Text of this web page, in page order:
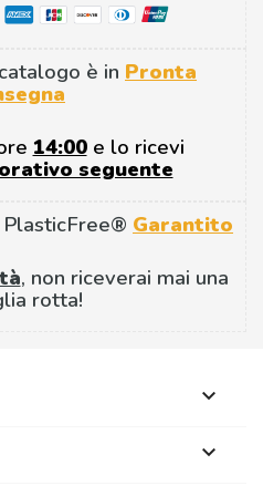
è in Pronta
14:00e lo ricevi
seguente
Garantito
, non riceverai mai una
rotta!

